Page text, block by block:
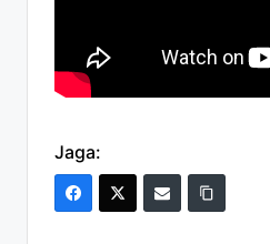
Jaga: